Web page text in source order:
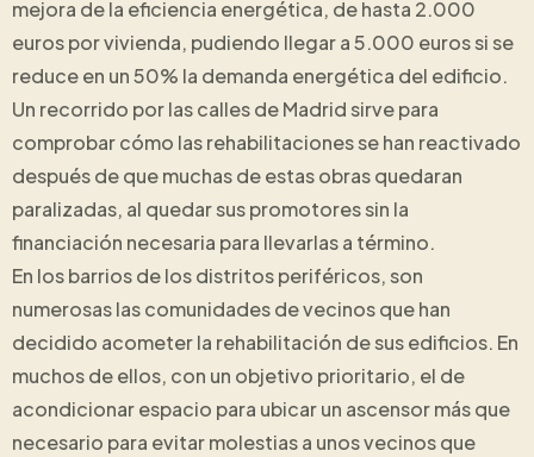
mejora de la eficiencia energética, de hasta 2.000
euros por vivienda, pudiendo llegar a 5.000 euros si se
reduce en un 50% la demanda energética del edificio.
Un recorrido por las calles de Madrid sirve para
comprobar cómo las rehabilitaciones se han reactivado
después de que muchas de estas obras quedaran
paralizadas, al quedar sus promotores sin la
financiación necesaria para llevarlas a término.
En los barrios de los distritos periféricos, son
numerosas las comunidades de vecinos que han
decidido acometer la rehabilitación de sus edificios. En
muchos de ellos, con un objetivo prioritario, el de
acondicionar espacio para ubicar un ascensor más que
necesario para evitar molestias a unos vecinos que